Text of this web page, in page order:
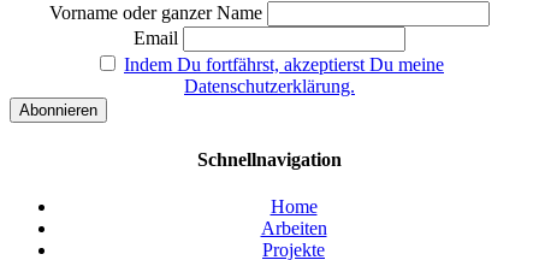
Vorname oder ganzer Name
Email
Indem Du fortfährst, akzeptierst Du meine
Datenschutzerklärung.
Schnellnavigation
Home
Arbeiten
Projekte